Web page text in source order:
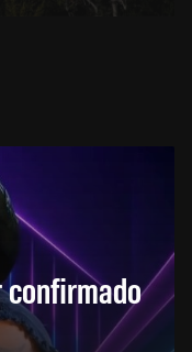
confirmado